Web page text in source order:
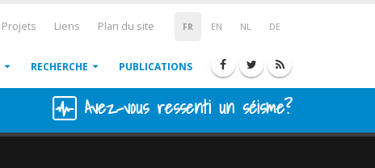
FR EN NL DE
Projets Liens Plan du site
RECHERCHE PUBLICATIONS
Avez-vous ressenti un séisme?